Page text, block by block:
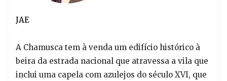
JAE
A Chamusca tem à venda um edifício histórico à
beira da estrada nacional que atravessa a vila que
inclui uma capela com azulejos do século XVI, que